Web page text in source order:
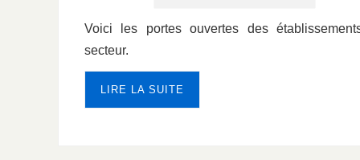
Voici les portes ouvertes des
secteur.
LIRE LA SUITE